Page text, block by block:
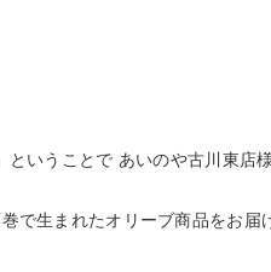
ということで あいのや古川東店
で生まれたオリーブ商品をお届